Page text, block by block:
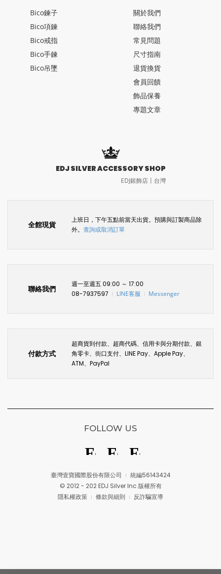
Bico鍊子
Bico項鍊
Bico戒指
Bico手鍊
Bico吊墜
關於我們
聯絡我們
常見問題
尺寸指南
退貨換貨
會員回饋
飾品保養
專題文章
EDJ SILVER ACCESSORY SHOP
EDJ銀飾店〡台灣
全館現貨
上班日，下午五點前當天出貨。預購與訂製商品除
外。 查詢或取消訂單
聯絡我們
週一至週五 09:00 ～ 17:00
08-7937597
LINE客服 Messenger
付款方式
超商貨到付款、超商代碼、信用卡與分期付款、銀
角零卡、街口支付、LINE Pay、Apple Pay、
ATM、PayPal
臺灣壹寶國際股份有限公司
統編56143424
© 2012 - 202 EDJ Silver Inc.版權所有
隱私權政策
條款與細則 反詐騙宣導
FOLLOW US